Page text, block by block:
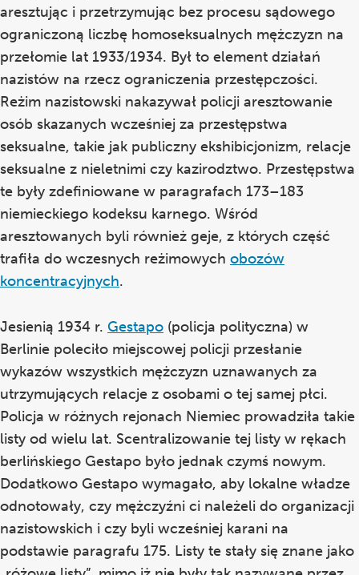
aresztując i przetrzymując bez procesu sądowego
ograniczoną liczbę homoseksualnych mężczyzn na
przełomie lat 1933/1934. Był to element działań
nazistów na rzecz ograniczenia przestępczości.
Reżim nazistowski nakazywał policji aresztowanie
osób skazanych wcześniej za przestępstwa
seksualne, takie jak publiczny ekshibicjonizm, relacje
seksualne z nieletnimi czy kazirodztwo. Przestępstwa
te były zdefiniowane w paragrafach 173–183
niemieckiego kodeksu karnego. Wśród
aresztowanych byli również geje, z których część
trafiła do wczesnych reżimowych obozów
koncentracyjnych.
Jesienią 1934 r. Gestapo (policja polityczna) w
Berlinie poleciło miejscowej policji przesłanie
wykazów wszystkich mężczyzn uznawanych za
utrzymujących relacje z osobami o tej samej płci.
Policja w różnych rejonach Niemiec prowadziła takie
listy od wielu lat. Scentralizowanie tej listy w rękach
berlińskiego Gestapo było jednak czymś nowym.
Dodatkowo Gestapo wymagało, aby lokalne władze
odnotowały, czy mężczyźni ci należeli do organizacji
nazistowskich i czy byli wcześniej karani na
podstawie paragrafu 175. Listy te stały się znane jako